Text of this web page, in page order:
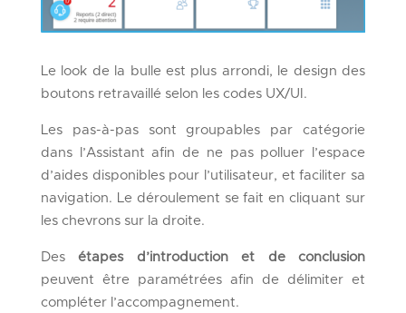
Le look de la bulle est plus arrondi, le design des
boutons retravaillé selon les codes UX/UI.
Les pas-à-pas sont groupables par catégorie
dans l’Assistant afin de ne pas polluer l’espace
d’aides disponibles pour l’utilisateur, et faciliter sa
navigation. Le déroulement se fait en cliquant sur
les chevrons sur la droite.
Desétapes d’introduction et de conclusion
peuvent être paramétrées afin de délimiter et
compléter l’accompagnement.